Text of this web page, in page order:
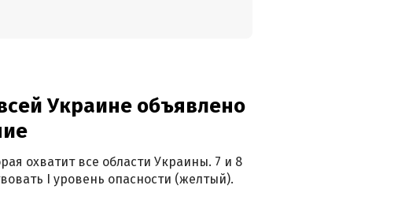
Украине объявлено
охватит все области Украины. 7 и 8
I уровень опасности (желтый).